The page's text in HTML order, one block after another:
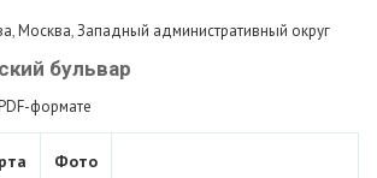
,Москва,Западный административный округ
бульвар
формате
Фото